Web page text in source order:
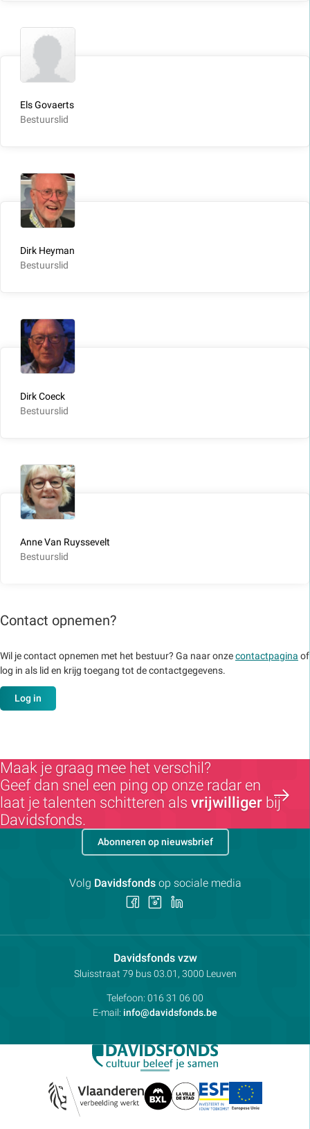
Els Govaerts
Bestuurslid
Dirk Heyman
Bestuurslid
Dirk Coeck
Bestuurslid
Anne Van Ruyssevelt
Bestuurslid
Contact opnemen?
Wil je contact opnemen met het bestuur? Ga naar onzecontactpagina of
log in als lid en krijg toegang tot de contactgegevens.
Log in
Maak je graag mee het verschil?
Geef dan snel een ping op onze radar en
laat je talenten schitteren als vrijwilliger bij
Davidsfonds.
Davidsfonds vzwContactpersoon:
Adres:
Sluisstraat 79 bus 03.01, 3000 Leuven
Telefoon: 016 31 06 00
E-mail: info@davidsfonds.be
Abonneren op nieuwsbrief
Volg Davidsfondsop sociale media
Volg Volg